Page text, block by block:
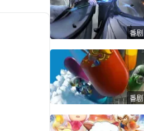
番剧
番剧